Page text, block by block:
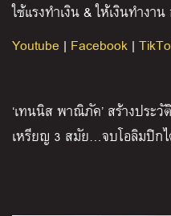
ใช้แรงทำเงิน&ให้เงินทำงาน
Youtube | Facebook |
‘เทนนิส พาณิภัค’ สร้างประ
เหรียญ 3 สมัย…จบโอลิมปิก